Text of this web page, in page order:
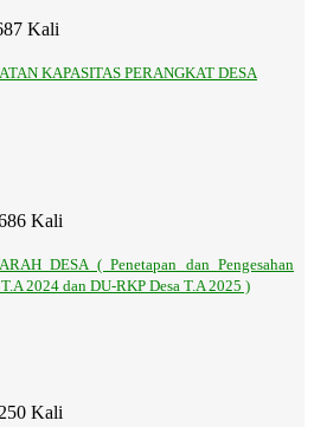
Kali
KAPASITAS PERANGKAT DESA
Kali
DESA ( Penetapan dan Pengesahan
2024 dan DU-RKP Desa T.A 2025 )
Kali